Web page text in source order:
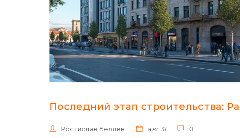
Последний этап строительства:
Ростислав Беляев авг 31 0